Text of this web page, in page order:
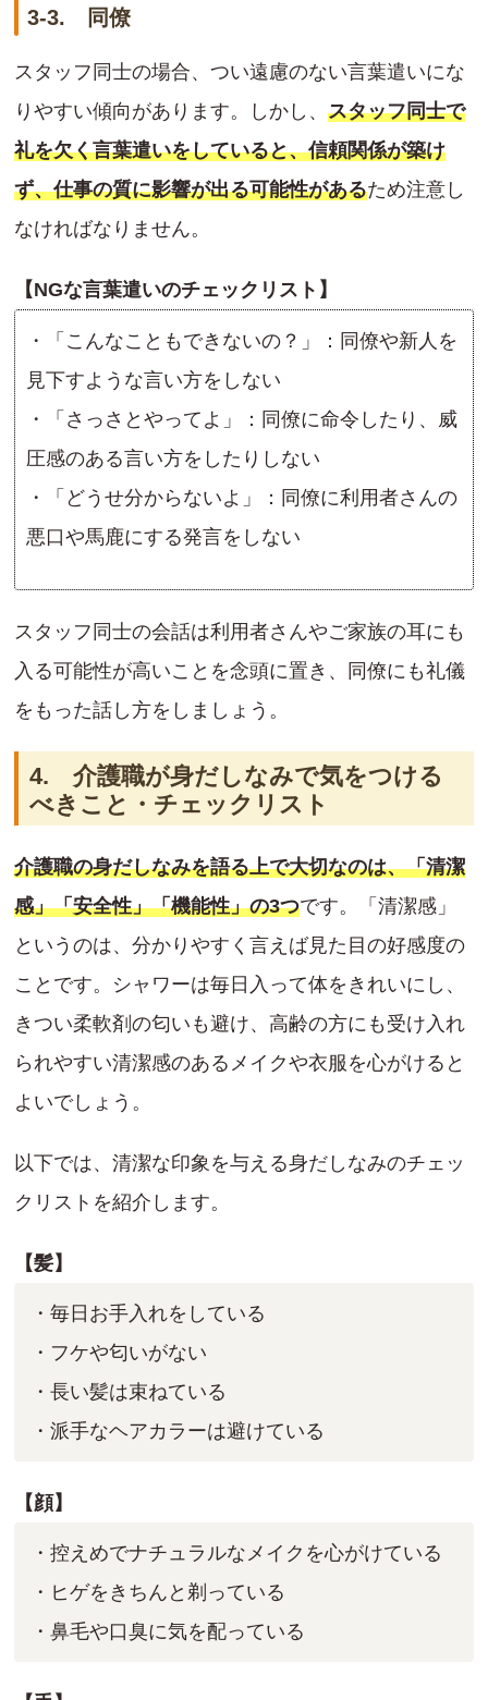
3-3. 同僚
スタッフ同士の場合、つい遠慮のない言葉遣いにな
りやすい傾向があります。しかし、 スタッフ同士で
礼を欠く言葉遣いをしていると、信頼関係が築け
ず、仕事の質に影響が出る可能性があるため注意し
なければなりません。
【NGな言葉遣いのチェックリスト】
・「こんなこともできないの？」：同僚や新人を
見下すような言い方をしない
・「さっさとやってよ」：同僚に命令したり、威
圧感のある言い方をしたりしない
・「どうせ分からないよ」：同僚に利用者さんの
悪口や馬鹿にする発言をしない
スタッフ同士の会話は利用者さんやご家族の耳にも
入る可能性が高いことを念頭に置き、同僚にも礼儀
をもった話し方をしましょう。
4. 介護職が身だしなみで気をつける
べきこと・チェックリスト
介護職の身だしなみを語る上で大切なのは、「清潔
感」「安全性」「機能性」の3つです。「清潔感」
というのは、分かりやすく言えば見た目の好感度の
ことです。シャワーは毎日入って体をきれいにし、
きつい柔軟剤の匂いも避け、高齢の方にも受け入れ
られやすい清潔感のあるメイクや衣服を心がけると
よいでしょう。
以下では、清潔な印象を与える身だしなみのチェッ
クリストを紹介します。
【髪】
・毎日お手入れをしている
・フケや匂いがない
・長い髪は束ねている
・派手なヘアカラーは避けている
【顔】
・控えめでナチュラルなメイクを心がけている
・ヒゲをきちんと剃っている
・鼻毛や口臭に気を配っている